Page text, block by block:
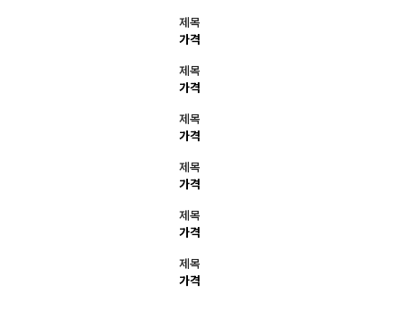
제목
가격
제목
가격
제목
가격
제목
가격
제목
가격
제목
가격